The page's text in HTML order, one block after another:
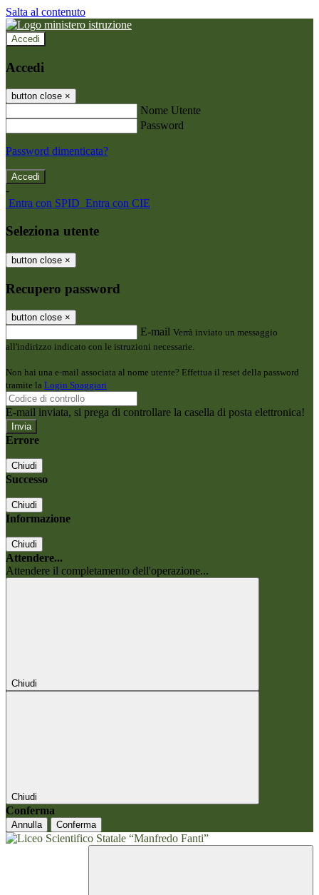
Salta al contenuto
Accedi
Accedi
button close ×
Nome Utente
Password
Password dimenticata?
-
Entra con SPID Entra con CIE
Seleziona utente
button close ×
Recupero password
button close ×
E-mail Verrà inviato un messaggio
all'indirizzo indicato con le istruzioni necessarie.
Non hai una e-mail associata al nome utente? Effettua il reset della password
tramite la Login Spaggiari
E-mail inviata, si prega di controllare la casella di posta elettronica!
Errore
Chiudi
Successo
Chiudi
Informazione
Chiudi
Attendere...
Attendere il completamento dell'operazione...
Chiudi
Chiudi
Conferma
Annulla Conferma